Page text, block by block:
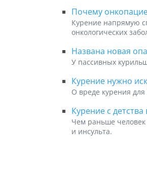
Почему
Курение напрямую
онкологических
Названа новая
У пассивных
Курение нужно
О вреде курения
Курение с
Чем раньше
и инсульта.